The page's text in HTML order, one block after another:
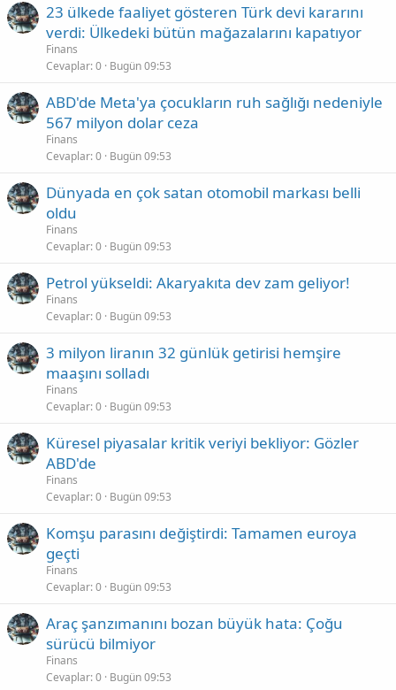
23 ülkede faaliyet gösteren Türk devi kararını
verdi: Ülkedeki bütün mağazalarını kapatıyor
Finans
Cevaplar 0 Bugün 09:53
ABD'de Meta'ya çocukların ruh sağlığı nedeniyle
567 milyon dolar ceza
Finans
Cevaplar 0 Bugün 09:53
Dünyada en çok satan otomobil markası belli
oldu
Finans
Cevaplar 0 Bugün 09:53
Petrol yükseldi: Akaryakıta dev zam geliyor!
Finans
Cevaplar 0 Bugün 09:53
3 milyon liranın 32 günlük getirisi hemşire
maaşını solladı
Finans
Cevaplar 0 Bugün 09:53
Küresel piyasalar kritik veriyi bekliyor: Gözler
ABD'de
Finans
Cevaplar 0 Bugün 09:53
Komşu parasını değiştirdi: Tamamen euroya
geçti
Finans
Cevaplar 0 Bugün 09:53
Araç şanzımanını bozan büyük hata: Çoğu
sürücü bilmiyor
Finans
Cevaplar 0 Bugün 09:53